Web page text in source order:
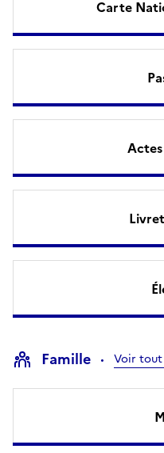
Carte
Famille Voir tout